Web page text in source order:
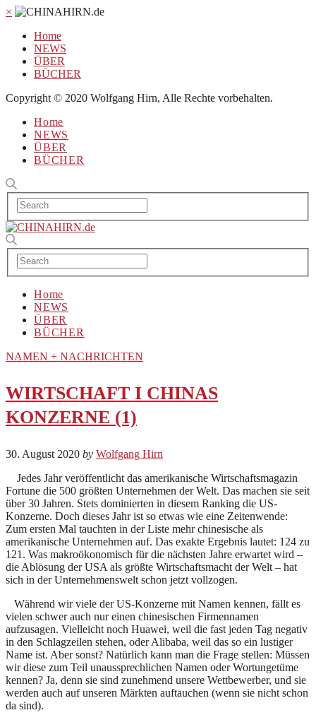
×
Home
NEWS
ÜBER
BÜCHER
Copyright © 2020 Wolfgang Hirn, Alle Rechte vorbehalten.
Home
NEWS
ÜBER
BÜCHER
Home
NEWS
ÜBER
BÜCHER
NAMEN + NACHRICHTEN
WIRTSCHAFT I CHINAS
KONZERNE (1)
30. August 2020 by Wolfgang Hirn
Jedes Jahr veröffentlicht das amerikanische Wirtschaftsmagazin
Fortune die 500 größten Unternehmen der Welt. Das machen sie seit
über 30 Jahren. Stets dominierten in diesem Ranking die US-
Konzerne. Doch dieses Jahr ist so etwas wie eine Zeitenwende:
Zum ersten Mal tauchten in der Liste mehr chinesische als
amerikanische Unternehmen auf. Das exakte Ergebnis lautet: 124 zu
121. Was makroökonomisch für die nächsten Jahre erwartet wird –
die Ablösung der USA als größte Wirtschaftsmacht der Welt – hat
sich in der Unternehmenswelt schon jetzt vollzogen.
Während wir viele der US-Konzerne mit Namen kennen, fällt es
vielen schwer auch nur einen chinesischen Firmennamen
aufzusagen. Vielleicht noch Huawei, weil die fast jeden Tag negativ
in den Schlagzeilen stehen, oder Alibaba, weil das so ein lustiger
Name ist. Aber sonst? Natürlich kann man die Frage stellen: Müssen
wir diese zum Teil unaussprechlichen Namen oder Wortungetüme
kennen? Ja, denn sie sind zunehmend unsere Wettbewerber, und sie
werden auch auf unseren Märkten auftauchen (wenn sie nicht schon
da sind).